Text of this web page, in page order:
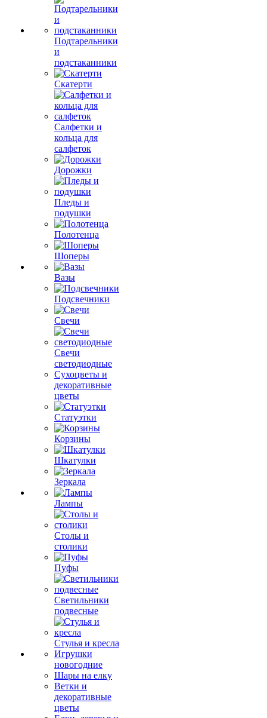
Подтарельники
и
подстаканники
Скатерти
Салфетки и
кольца для
салфеток
Дорожки
Пледы и
подушки
Полотенца
Шоперы
Вазы
Подсвечники
Свечи
Свечи
светодиодные
Сухоцветы и
декоративные
цветы
Статуэтки
Корзины
Шкатулки
Зеркала
Лампы
Столы и
столики
Пуфы
Светильники
подвесные
Стулья и кресла
Игрушки
новогодние
Шары на елку
Ветки и
декоративные
цветы